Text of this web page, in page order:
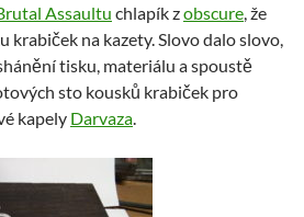
Assaultu chlapík zobscure, že
na kazety. Slovo dalo slovo,
tisku, materiálu a spoustě
sto kousků krabiček pro
kapely Darvaza.